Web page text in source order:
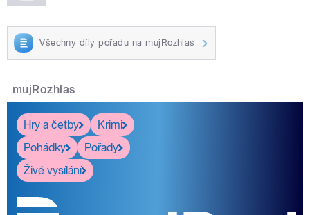
Všechny díly pořadu na mujRozhlas
mujRozhlas
Hry a četby
Krimi
Pohádky
Pořady
Živé vysílání